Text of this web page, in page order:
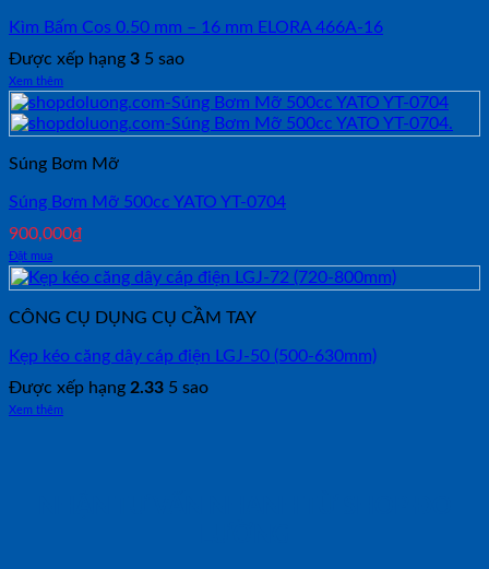
Kìm Bấm Cos 0.50 mm – 16 mm ELORA 466A-16
Được xếp hạng 3 5 sao
Xem thêm
Súng Bơm Mỡ
Súng Bơm Mỡ 500cc YATO YT-0704
900,000₫
Đặt mua
CÔNG CỤ DỤNG CỤ CẦM TAY
Kẹp kéo căng dây cáp điện LGJ-50 (500-630mm)
Được xếp hạng 2.33 5 sao
Xem thêm